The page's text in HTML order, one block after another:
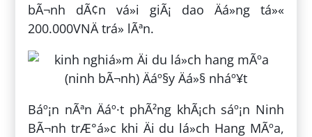
bÃ¬nh dÃ¢n vá»i giÃ¡ dao Äá»ng tá»«
200.000VNÄ trá» lÃªn.
Báº¡n nÃªn Äáº·t phÃ²ng khÃ¡ch sáº¡n Ninh
BÃ¬nh trÆ°á»c khi Äi du lá»ch Hang MÃºa,